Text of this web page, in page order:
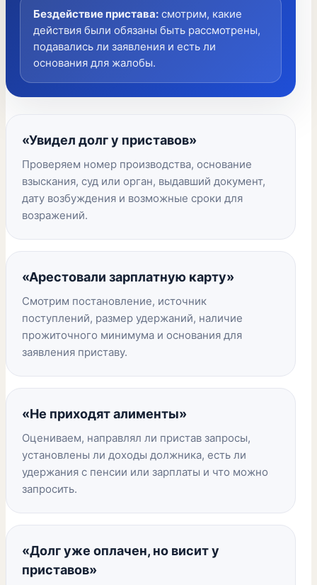
Бездействие пристава: смотрим, какие
действия были обязаны быть рассмотрены,
подавались ли заявления и есть ли
основания для жалобы.
«Увидел долг у приставов»
Проверяем номер производства, основание
взыскания, суд или орган, выдавший документ,
дату возбуждения и возможные сроки для
возражений.
«Арестовали зарплатную карту»
Смотрим постановление, источник
поступлений, размер удержаний, наличие
прожиточного минимума и основания для
заявления приставу.
«Не приходят алименты»
Оцениваем, направлял ли пристав запросы,
установлены ли доходы должника, есть ли
удержания с пенсии или зарплаты и что можно
запросить.
«Долг уже оплачен, но висит у
приставов»